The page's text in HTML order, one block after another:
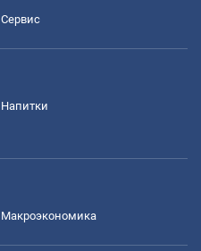
Сервис
Напитки
Mакроэкономика